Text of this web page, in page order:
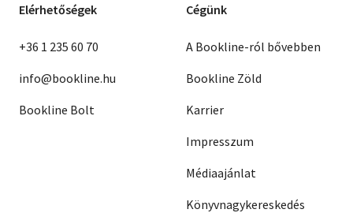
Elérhetőségek
+36 1 235 60 70
info@bookline.hu
Bookline Bolt
Cégünk
A Bookline-ról bővebben
Bookline Zöld
Karrier
Impresszum
Médiaajánlat
Könyvnagykereskedés